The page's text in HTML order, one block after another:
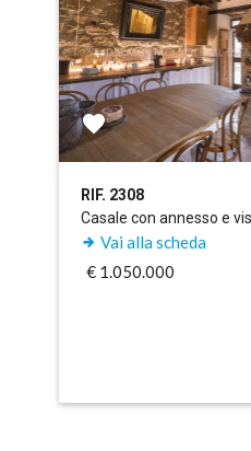
RIF. 2308
Casale con annesso e
Vai alla scheda
€ 1.050.000